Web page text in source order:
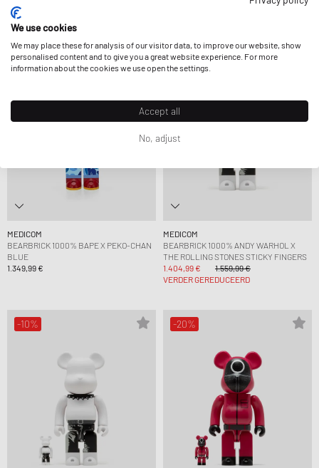
MEDICOM
BEARBRICK 1000% BAPE X PEKO-CHAN
BLUE
1.349,99 €
-10%
MEDICOM
BEARBRICK 1000% ANDY WARHOL X
THE ROLLING STONES STICKY FINGERS
1.404,99 €
1.559,99 €
VERDER GEREDUCEERD
-10% -20%
We use cookies
We may place these for analysis of our visitor data, to improve our website, show
personalised content and to give you a great website experience. For more
information about the cookies we use open the settings.
Accept all
No, adjust